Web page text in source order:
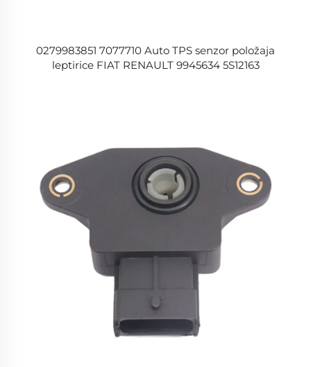
0279983851 7077710 Auto TPS senzor položaja
leptirice FIAT RENAULT 9945634 5S12163